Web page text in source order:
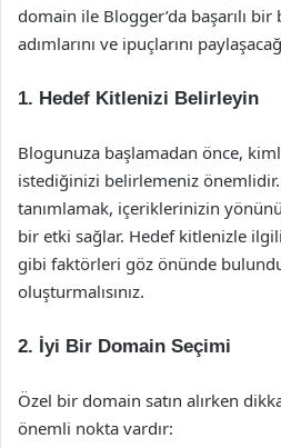
domain ile Blogger’da başarılı
adımlarını ve ipuçlarını
1. Hedef Kitlenizi Belirleyin
Blogunuza başlamadan önce,
istediğinizi belirlemeniz
tanımlamak, içeriklerinizin
bir etki sağlar. Hedef kitlenizle
gibi faktörleri göz önünde
oluşturmalısınız.
2. İyi Bir Domain Seçimi
Özel bir domain satın alırken
önemli nokta vardır: